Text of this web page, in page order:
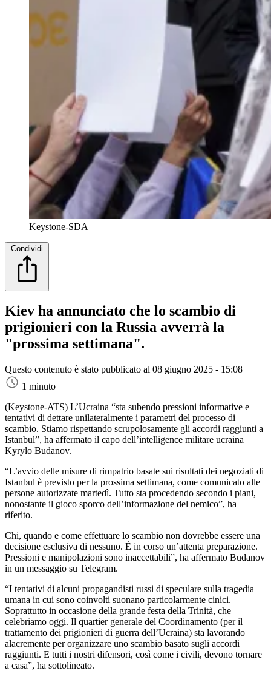
Keystone-SDA
Condividi
Kiev ha annunciato che lo scambio di
prigionieri con la Russia avverrà la
"prossima settimana".
Questo contenuto è stato pubblicato al 08 giugno 2025 - 15:08
1 minuto
(Keystone-ATS) L’Ucraina “sta subendo pressioni informative e
tentativi di dettare unilateralmente i parametri del processo di
scambio. Stiamo rispettando scrupolosamente gli accordi raggiunti a
Istanbul”, ha affermato il capo dell’intelligence militare ucraina
Kyrylo Budanov.
“L’avvio delle misure di rimpatrio basate sui risultati dei negoziati di
Istanbul è previsto per la prossima settimana, come comunicato alle
persone autorizzate martedì. Tutto sta procedendo secondo i piani,
nonostante il gioco sporco dell’informazione del nemico”, ha
riferito.
Chi, quando e come effettuare lo scambio non dovrebbe essere una
decisione esclusiva di nessuno. È in corso un’attenta preparazione.
Pressioni e manipolazioni sono inaccettabili”, ha affermato Budanov
in un messaggio su Telegram.
“I tentativi di alcuni propagandisti russi di speculare sulla tragedia
umana in cui sono coinvolti suonano particolarmente cinici.
Soprattutto in occasione della grande festa della Trinità, che
celebriamo oggi. Il quartier generale del Coordinamento (per il
trattamento dei prigionieri di guerra dell’Ucraina) sta lavorando
alacremente per organizzare uno scambio basato sugli accordi
raggiunti. E tutti i nostri difensori, così come i civili, devono tornare
a casa”, ha sottolineato.